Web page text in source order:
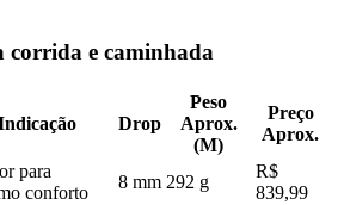
corrida e caminhada
Drop
Peso
Aprox.
(M)
Preço
Aprox.
para
conforto
8 mm 292 g
R$
839,99